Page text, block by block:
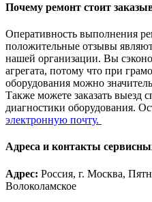
Почему ремонт стоит
Оперативность выполнения
положительные отзывы
нашей организации. Вы
агрегата, потому что при
оборудования можно
Также можете заказать выезд
диагностики оборудования.
электронную почту.
Адреса и контакты
Адрес: Россия, г. Москва,
Волоколамское